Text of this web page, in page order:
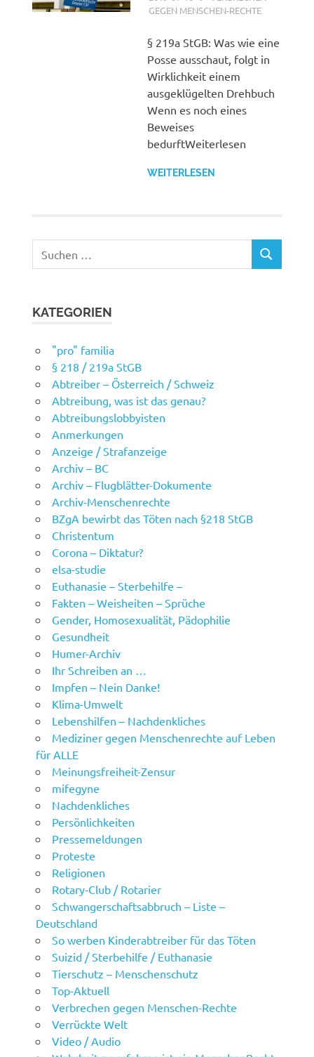
GEGEN MENSCHEN-RECHTE
§ 219a StGB: Was wie eine
Posse ausschaut, folgt in
Wirklichkeit einem
ausgeklügelten Drehbuch
Wenn es noch eines
Beweises
bedurftWeiterlesen
WEITERLESEN
nach:
SUCHEN
KATEGORIEN
"pro" familia
§ 218 / 219a StGB
Abtreiber – Österreich / Schweiz
Abtreibung, was ist das genau?
Abtreibungslobbyisten
Anmerkungen
Anzeige / Strafanzeige
Archiv – BC
Archiv – Flugblätter-Dokumente
Archiv-Menschenrechte
BZgA bewirbt das Töten nach §218 StGB
Christentum
Corona – Diktatur?
elsa-studie
Euthanasie – Sterbehilfe –
Fakten – Weisheiten – Sprüche
Gender, Homosexualität, Pädophilie
Gesundheit
Humer-Archiv
Ihr Schreiben an …
Impfen – Nein Danke!
Klima-Umwelt
Lebenshilfen – Nachdenkliches
Mediziner gegen Menschenrechte auf Leben
für ALLE
Meinungsfreiheit-Zensur
mifegyne
Nachdenkliches
Persönlichkeiten
Pressemeldungen
Proteste
Religionen
Rotary-Club / Rotarier
Schwangerschaftsabbruch – Liste –
Deutschland
So werben Kinderabtreiber für das Töten
Suizid / Sterbehilfe / Euthanasie
Tierschutz – Menschenschutz
Top-Aktuell
Verbrechen gegen Menschen-Rechte
Verrückte Welt
Video / Audio